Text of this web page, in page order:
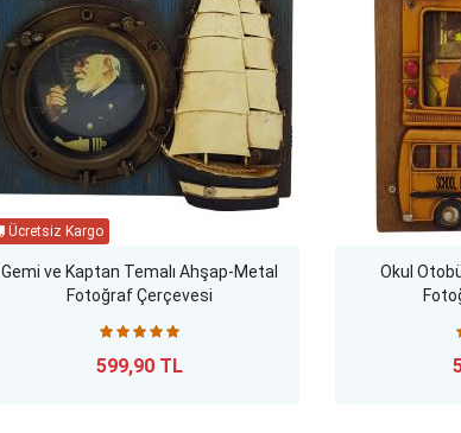
Gemi ve Kaptan Temalı Ahşap-Metal
Fotoğraf Çerçevesi
599,90 TL
Okul